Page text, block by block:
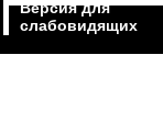
Версия для
слабовидящих